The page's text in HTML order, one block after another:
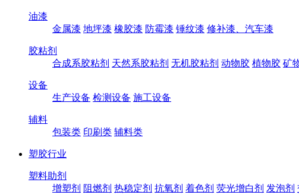
油漆
金属漆 地坪漆 橡胶漆 防霉漆 锤纹漆 修补漆、汽车漆
胶粘剂
合成系胶粘剂 天然系胶粘剂 无机胶粘剂 动物胶 植物胶 矿
设备
生产设备 检测设备 施工设备
辅料
包装类 印刷类 辅料类
塑胶行业
塑料助剂
增塑剂 阻燃剂 热稳定剂 抗氧剂 着色剂 荧光增白剂 发泡剂